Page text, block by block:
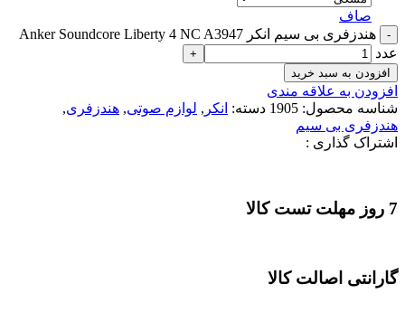
صاف
هندزفری بی سیم انکر Anker Soundcore Liberty 4 NC A3947
عدد
افزودن به سبد خرید
افزودن به علاقه مندی
شناسه محصول: 1905 دسته: انکر , لوازم صوتی, هندزفری,
هندزفری بی سیم
اشتراک گذاری :
7 روز مهلت تست کالا
گارانتی اصالت کالا